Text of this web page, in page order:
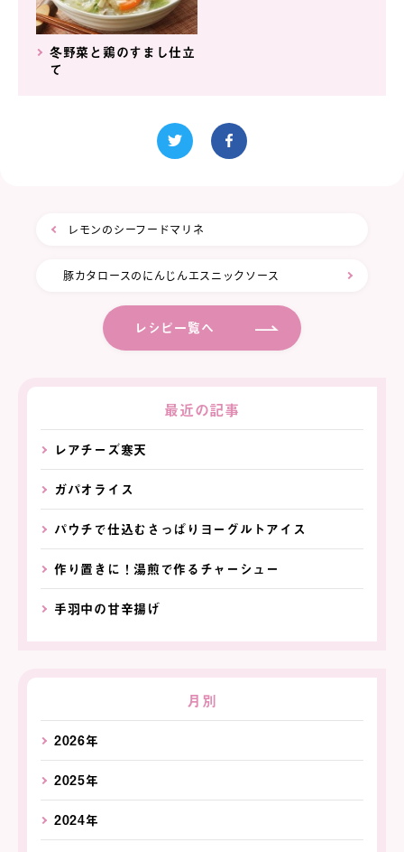
冬野菜と鶏のすまし仕立
て
レモンのシーフードマリネ
豚カタロースのにんじんエスニックソース
レシピ一覧へ
最近の記事
レアチーズ寒天
ガパオライス
パウチで仕込むさっぱりヨーグルトアイス
作り置きに！湯煎で作るチャーシュー
手羽中の甘辛揚げ
月別
2026年
2025年
2024年